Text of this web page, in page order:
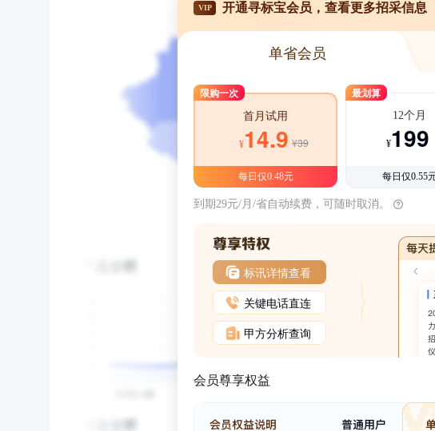
VIP 开通寻标宝会员，查看更多招采信息
单省会员
限购一次
首月试用
¥14.9 ¥39
每日仅0.48元
最划算
12个月
¥199
每日仅0.55
到期29元/月/省自动续费，可随时取消。
标讯详情查看
关键电话直连
甲方分析查询
会员尊享权益